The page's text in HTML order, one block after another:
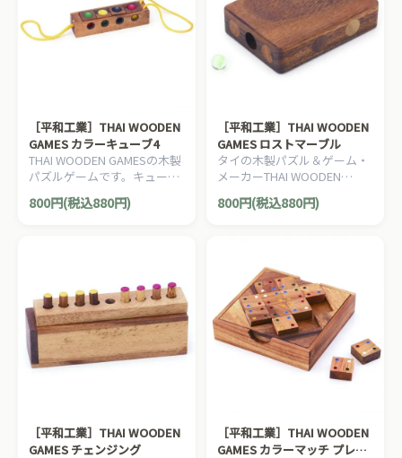
［平和工業］THAI WOODEN
GAMES カラーキューブ4
THAI WOODEN GAMESの木製
パズルゲームです。キューブ
を決められた色にそろえるパ
ズルです。
800円(税込880円)
［平和工業］THAI WOODEN
GAMES ロストマーブル
タイの木製パズル＆ゲーム・
メーカーTHAI WOODEN
GAMESの木製ゲームです。か
らくり木箱の中からビー玉を
800円(税込880円)
［平和工業］THAI WOODEN
GAMES チェンジング
［平和工業］THAI WOODEN
GAMES カラーマッチ プレー